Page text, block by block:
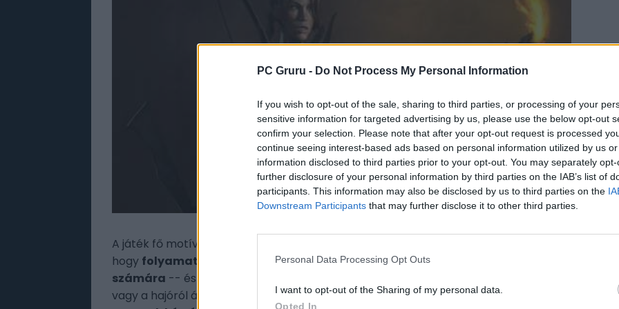
PC Gruru - Do Not Process My Personal Information
If you wish to opt-out of the sale, sharing to third parties, or processing of your
sensitive information for targeted advertising by us, please use the below opt-out
confirm your selection. Please note that after your opt-out request is processed
continue seeing interest-based ads based on personal information utilized by us
information disclosed to third parties prior to your opt-out. You may separately
further disclosure of your personal information by third parties on the IAB’s list of
participants. This information may also be disclosed by us to third parties on the
Downstream Participants that may further disclose it to other third parties.
Personal Data Processing Opt Outs
I want to opt-out of the Sharing of my personal data.
Opted In
A játék fő motívuma és az egyetlen célunk a túlélés, amit kihangsúlyoz az a tény,
hogy folyamatosan biztosítanunk kell táplálékot és tiszta vizet hősnőnk
számára -- és persze fegyvereket is szereznünk kell. Utóbbinak két módja van:
vagy a hajóról áthozott lőfegyvereket használjuk, vagy azalaptáborokban mi